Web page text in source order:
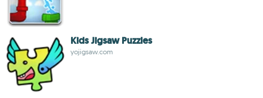
Kids Jigsaw Puzzles
yojigsaw.com